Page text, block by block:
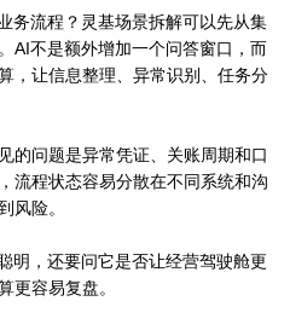
务流程？灵基场景拆解可以先从集
AI不是额外增加一个问答窗口，而
，让信息整理、异常识别、任务分
的问题是异常凭证、关账周期和口
流程状态容易分散在不同系统和沟
风险。
明，还要问它是否让经营驾驶舱更
更容易复盘。